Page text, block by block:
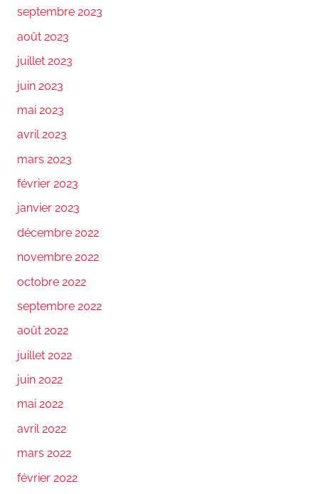
septembre 2023
août 2023
juillet 2023
juin 2023
mai 2023
avril 2023
mars 2023
février 2023
janvier 2023
décembre 2022
novembre 2022
octobre 2022
septembre 2022
août 2022
juillet 2022
juin 2022
mai 2022
avril 2022
mars 2022
février 2022